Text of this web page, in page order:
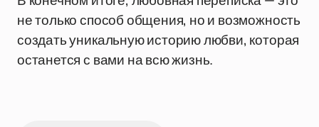
не только способ общения, но и возможность
создать уникальную историю любви, которая
останется с вами на всю жизнь.